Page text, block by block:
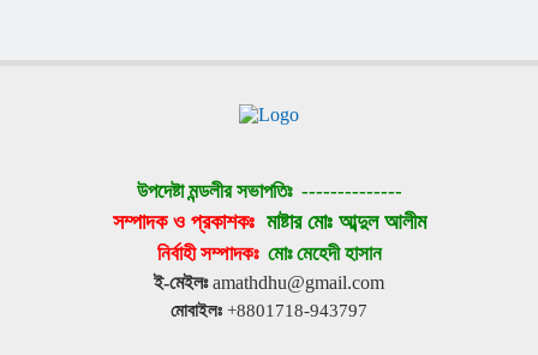
উপদেষ্টা মন্ডলীর সভাপতিঃ --------------
সম্পাদক ও প্রকাশকঃ মাষ্টার মোঃ আব্দুল আলীম
নির্বাহী সম্পাদকঃ মোঃ মেহেদী হাসান
ই-মেইলঃ amathdhu@gmail.com
মোবাইলঃ +8801718-943797